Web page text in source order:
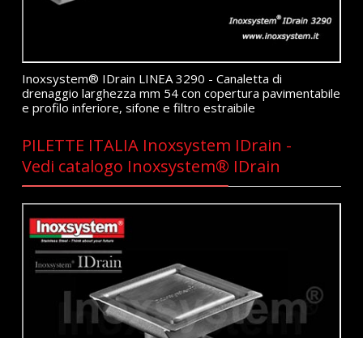
Inoxsystem® IDrain LINEA 3290 - Canaletta di
drenaggio larghezza mm 54 con copertura pavimentabile
e profilo inferiore, sifone e filtro estraibile
PILETTE ITALIA Inoxsystem IDrain -
Vedi catalogo Inoxsystem® IDrain